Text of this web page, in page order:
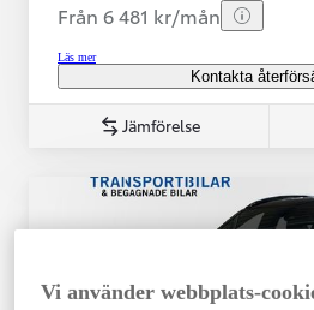
Från 6 481 kr/mån
Läs mer
Kontakta
Jämförelse
Vi använder webbplats-